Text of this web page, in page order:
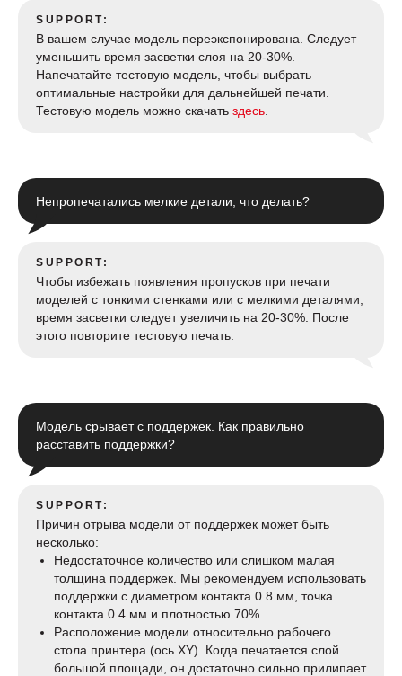
SUPPORT:
В вашем случае модель переэкспонирована. Следует
уменьшить время засветки слоя на 20-30%.
Напечатайте тестовую модель, чтобы выбрать
оптимальные настройки для дальнейшей печати.
Тестовую модель можно скачать здесь
Непропечатались мелкие детали, что делать?
SUPPORT:
Чтобы избежать появления пропусков при печати
моделей с тонкими стенками или с мелкими деталями,
время засветки следует увеличить на 20-30%. После
этого повторите тестовую печать.
Модель срывает с поддержек. Как правильно
расставить поддержки?
SUPPORT:
Причин отрыва модели от поддержек может быть
несколько:
Недостаточное количество или слишком малая
толщина поддержек. Мы рекомендуем использовать
поддержки с диаметром контакта 0.8 мм, точка
контакта 0.4 мм и плотностью 70%.
Расположение модели относительно рабочего
стола принтера (ось XY). Когда печатается слой
большой площади, он достаточно сильно прилипает